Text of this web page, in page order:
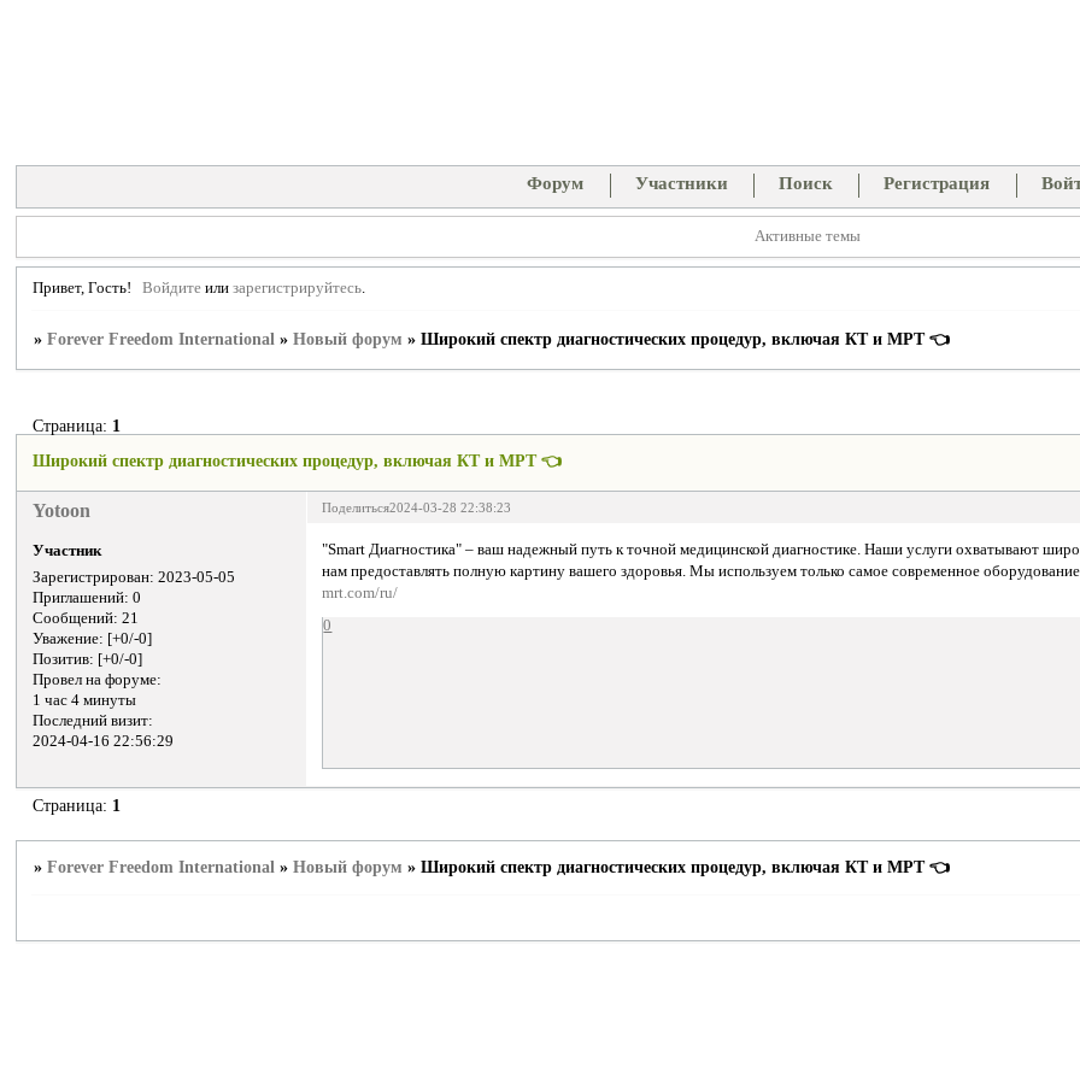
Форум Участники Поиск Регистрация
Активные темы
Привет, Гость! Войдите илизарегистрируйтесь
»Forever Freedom International »Новый форум »Широкий спектр диагностических процедур, включая КТ и МРТ 👈
Широкий спектр диагностических процедур, включая КТ и МРТ 👈
Страница: 1
Поделиться2024-03-28 22:38:23
Yotoon
Участник
Зарегистрирован: 2023-05-05
Приглашений: 0
Сообщений: 21
Уважение: [+0/-0]
Позитив: [+0/-0]
Провел на форуме:
1 час 4 минуты
Последний визит:
2024-04-16 22:56:29
"Smart Диагностика" – ваш надежный путь к точной медицинской диагностике. Наши услуги охватывают
нам предоставлять полную картину вашего здоровья. Мы используем только самое современное
mrt.com/ru/
0
Страница: 1
»Forever Freedom International »Новый форум »Широкий спектр диагностических процедур, включая КТ и МРТ 👈